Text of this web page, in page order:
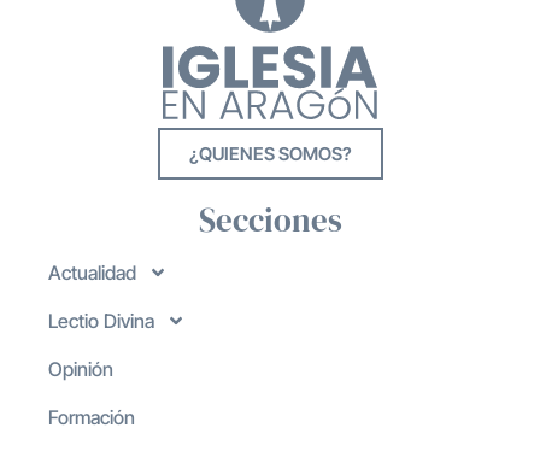
¿QUIENES SOMOS?
Secciones
Actualidad
Lectio Divina
Opinión
Formación